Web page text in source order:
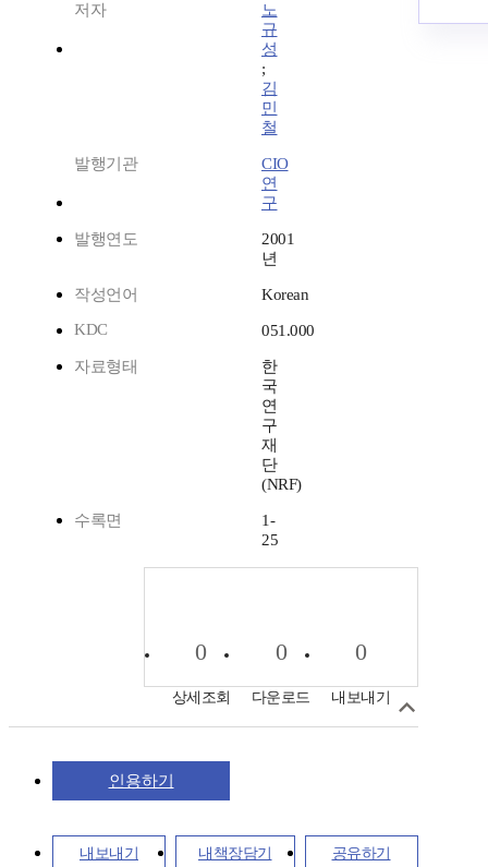
저자
노
규
성
;
김
민
철
발행기관
CIO
연
구
발행연도
2001
년
작성언어
Korean
KDC
051.000
자료형태
한
국
연
구
재
단
(NRF)
수록면
1-
25
0
상세조회
0
다운로드
0
내보내기
인용하기
내보내기 내책장담기 공유하기